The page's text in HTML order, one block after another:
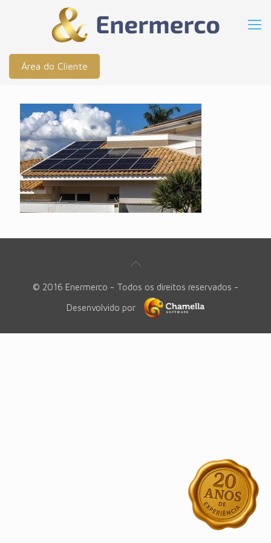
Área do Cliente
© 2016 Enermerco - Todos os direitos reservados -
Desenvolvido por